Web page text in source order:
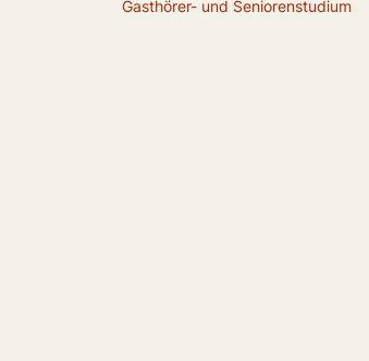
Gasthörer- und Seniorenstudium